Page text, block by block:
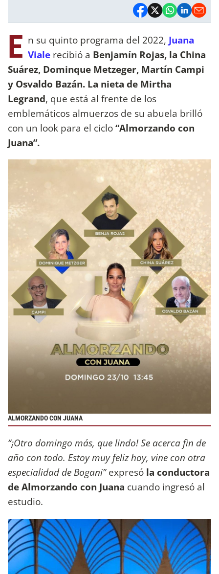
E n su quinto programa del 2022, Juana
Viale recibió a Benjamín Rojas, la China
Suárez, Dominque Metzeger, Martín Campi
y Osvaldo Bazán. La nieta de Mirtha
Legrand, que está al frente de los
emblemáticos almuerzos de su abuela brilló
con un look para el ciclo“Almorzando con
Juana”.
ALMORZANDO CON JUANA
“¡Otro domingo más, que lindo! Se acerca fin de
año con todo. Estoy muy feliz hoy, vine con otra
especialidad de Bogani”expresó la conductora
de Almorzando con Juana cuando ingresó al
estudio.